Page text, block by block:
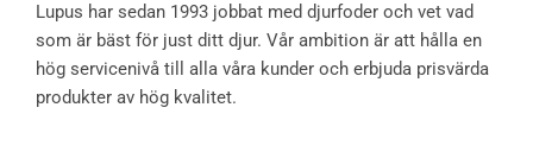
Lupus har sedan 1993 jobbat med djurfoder och vet vad
som är bäst för just ditt djur. Vår ambition är att hålla en
hög servicenivå till alla våra kunder och erbjuda prisvärda
produkter av hög kvalitet.